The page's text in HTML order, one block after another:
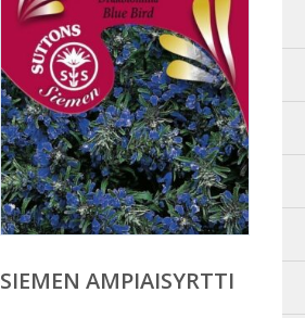
SIEMEN AMPIAISYRTTI